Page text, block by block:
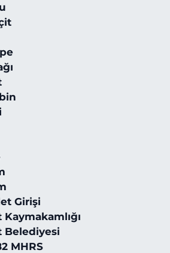
Girişi
Kaymakamlığı
Belediyesi
MHRS